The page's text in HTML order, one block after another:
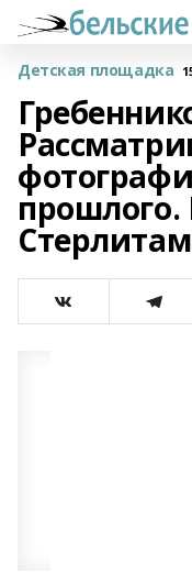
Детская площадка
прошлого.